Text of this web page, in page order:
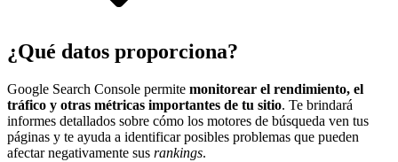
¿Qué datos proporciona?
Google Search Console permite monitorear el rendimiento, el
tráfico y otras métricas importantes de tu sitio. Te brindará
informes detallados sobre cómo los motores de búsqueda ven tus
páginas y te ayuda a identificar posibles problemas que pueden
afectar negativamente sus rankings.